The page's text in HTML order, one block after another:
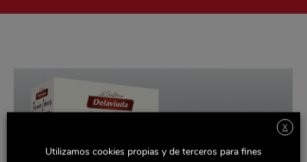
X
Utilizamos cookies propias y de terceros para fines